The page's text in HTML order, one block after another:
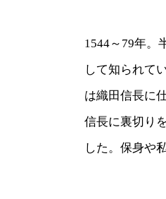
1544～79年。
して知られて
は織田信長に
信長に裏切り
した。保身や